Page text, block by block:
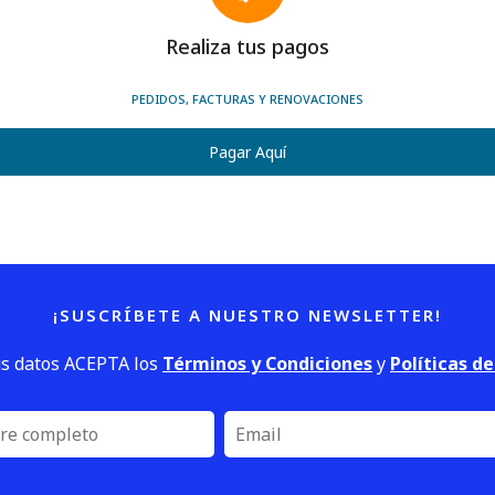
Realiza tus pagos
PEDIDOS, FACTURAS Y RENOVACIONES
Pagar Aquí
¡SUSCRÍBETE A NUESTRO NEWSLETTER!
datos ACEPTA los Términos y Condicionesy Políticas